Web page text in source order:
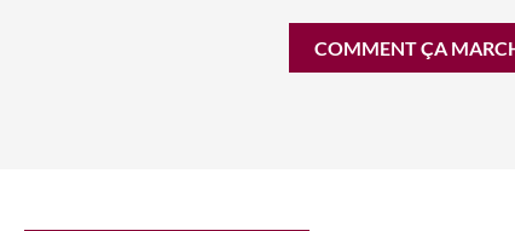
COMMENT ÇA